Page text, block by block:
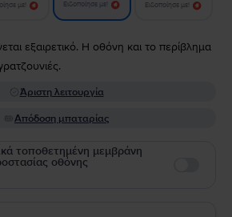
με! Ειδοποίησε με! Ειδοποίησε με!
εξαιρετικό. Η οθόνη και το περίβλημα
Άριστη λειτουργία
Απόδοση μπαταρίας
τοποθετημένη μεμβράνη
οθόνης